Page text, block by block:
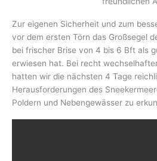
Zur eigenen Sicherheit und zum
vor dem ersten Törn das Großsegel
bei frischer Brise von 4 bis 6 Bft als
erwiesen hat. Bei recht
hatten wir die nächsten 4 Tage
Herausforderungen des
Poldern und Nebengewässer zu